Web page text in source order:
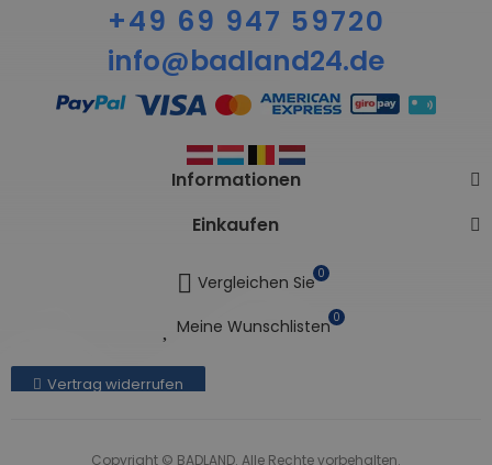
+49 69 947 59720
info@badland24.de
Informationen
Einkaufen
Vergleichen Sie 0
Meine Wunschlisten 0
Vertrag widerrufen
Copyright © BADLAND. Alle Rechte vorbehalten.